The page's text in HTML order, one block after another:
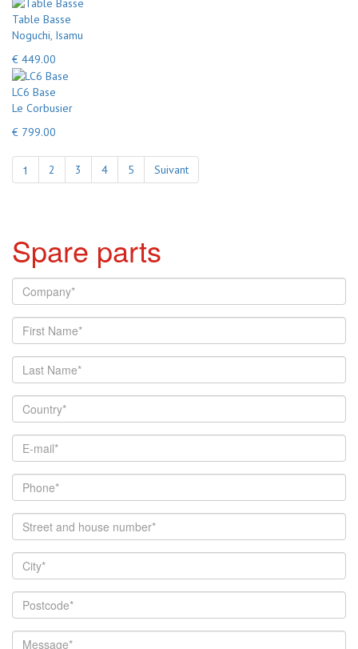
Table Basse
Noguchi, Isamu
€ 449.00
LC6 Base
Le Corbusier
€ 799.00
1 2 3 4 5 Suivant
Spare parts